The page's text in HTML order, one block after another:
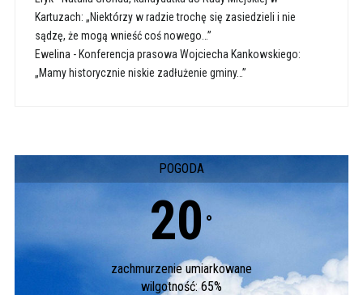
Kartuzach: „Niektórzy w radzie trochę się zasiedzieli i nie
sądzę, że mogą wnieść coś nowego…”
Ewelina - Konferencja prasowa Wojciecha Kankowskiego:
„Mamy historycznie niskie zadłużenie gminy…”
POGODA
20 °
zachmurzenie umiarkowane
wilgotność: 65%